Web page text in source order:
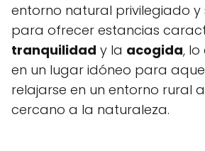
entorno natural privilegiado
para ofrecer estancias
tranquilidad y la acogida,
en un lugar idóneo para
relajarse en un entorno rural
cercano a la naturaleza.